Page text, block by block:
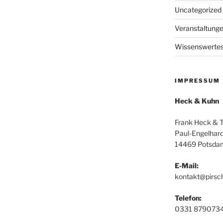
Uncategorized
IMPRESSUM
Heck & Kuhn
Frank Heck &
Paul-
14469
E-Mail:
Telefon:
0331